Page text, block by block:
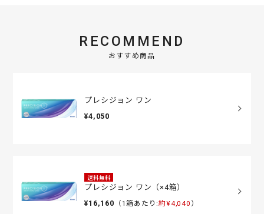
RECOMMEND
おすすめ商品
プレシジョン ワン
¥4,050
送料無料
プレシジョン ワン（×4箱）
¥16,160 （1箱あたり:約¥4,040 ）